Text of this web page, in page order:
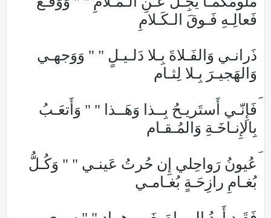
فَعالِـهِ فَـوقَ الـكَـلامِ
ذَرانـي وَالفَـلاةَ بِـلا دَلـيـلٍ " " وَوَجهـي
وَالهَجيـرَ بِـلا لِثـام
فَإِنّـي أَستَريـحُ بِــذا وَهَــذا " " وَأَتعَـبُ
بِالإِنـاخَـةِ وَالمُـقـام
عُيونُ رَواحِلي إِن حُرتُ عَينـي " " وَكُـلُّ
بُغـامِ رازِحَـةٍ بُغـامـي